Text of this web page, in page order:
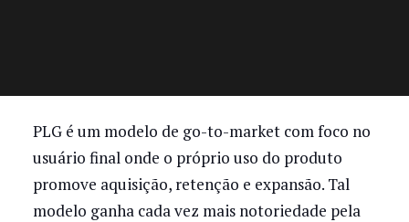
PLG é um modelo de go-to-market com foco no
usuário final onde o próprio uso do produto
promove aquisição, retenção e expansão. Tal
modelo ganha cada vez mais notoriedade pela